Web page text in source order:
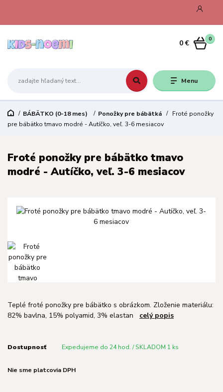
Menu
0
0 €
BÁBÄTKO (0-18 mes) Ponožky pre bábätká
Froté ponožky
pre bábätko tmavo modré - Autíčko, veľ. 3-6 mesiacov
Froté ponožky pre bábätko tmavo
modré - Autíčko, veľ. 3-6 mesiacov
Teplé froté ponožky pre bábätko s obrázkom. Zloženie materiálu:
82% bavlna, 15% polyamid, 3% elastan celý popis
Dostupnosť Expedujeme do 24 hod. / SKLADOM 1 ks
Nie sme platcovia DPH